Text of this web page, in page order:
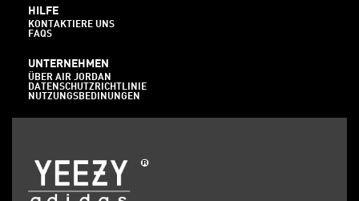
HILFE
KONTAKTIERE UNS
FAQS
UNTERNEHMEN
ÜBER AIR JORDAN
DATENSCHUTZRICHTLINIE
NUTZUNGSBEDINUNGEN